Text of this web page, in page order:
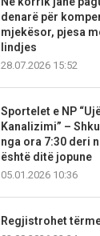
denarë për
mjekësor, pjesa
lindjes
28.07.2026 15:52
Sportelet e NP
Kanalizimi” –
nga ora 7:30 deri
është ditë jopune
05.01.2026 10:36
Regjistrohet